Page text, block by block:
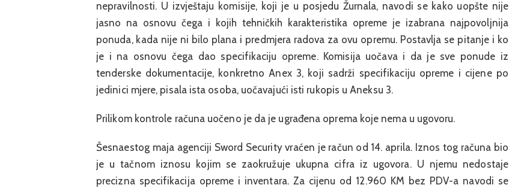
nepravilnosti. U izvještaju komisije, koji je u posjedu Žurnala, navodi se kako uopšte nije
jasno na osnovu čega i kojih tehničkih karakteristika opreme je izabrana najpovoljnija
ponuda, kada nije ni bilo plana i predmjera radova za ovu opremu. Postavlja se pitanje i ko
je i na osnovu čega dao specifikaciju opreme. Komisija uočava i da je sve ponude iz
tenderske dokumentacije, konkretno Anex 3, koji sadrži specifikaciju opreme i cijene po
jedinici mjere, pisala ista osoba, uočavajući isti rukopis u Aneksu 3.
Prilikom kontrole računa uočeno je da je ugrađena oprema koje nema u ugovoru.
Šesnaestog maja agenciji Sword Security vraćen je račun od 14. aprila. Iznos tog računa bio
je u tačnom iznosu kojim se zaokružuje ukupna cifra iz ugovora. U njemu nedostaje
precizna specifikacija opreme i inventara. Za cijenu od 12.960 KM bez PDV-a navodi se